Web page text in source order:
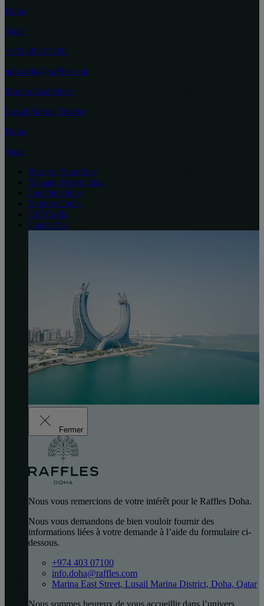
Doha
Qatar
+974 4030 7100
info.doha@raffles.com
Marina East Street
Lusail Marina District
Doha
Qatar
Reserve Your Stay
Manage Reservation
Get Directions
Explore Doha
Gift Cards
Contact Us
Fermer
Nous vous remercions de votre intérêt pour le Raffles Doha.
Nous vous demandons de bien vouloir fournir des
informations liées à votre demande à l’aide du formulaire ci-
dessous.
+974 403 07100
info.doha@raffles.com
Marina East Street, Lusail Marina District, Doha, Qatar
Nous sommes heureux de vous accueillir dans l’univers